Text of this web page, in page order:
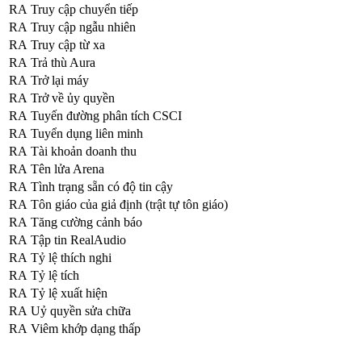
RA Truy cập chuyển tiếp
RA Truy cập ngẫu nhiên
RA Truy cập từ xa
RA Trả thù Aura
RA Trở lại máy
RA Trở về ủy quyền
RA Tuyến đường phân tích CSCI
RA Tuyển dụng liên minh
RA Tài khoản doanh thu
RA Tên lửa Arena
RA Tình trạng sẵn có độ tin cậy
RA Tôn giáo của giả định (trật tự tôn giáo)
RA Tăng cường cảnh báo
RA Tập tin RealAudio
RA Tỷ lệ thích nghi
RA Tỷ lệ tích
RA Tỷ lệ xuất hiện
RA Uỷ quyền sửa chữa
RA Viêm khớp dạng thấp